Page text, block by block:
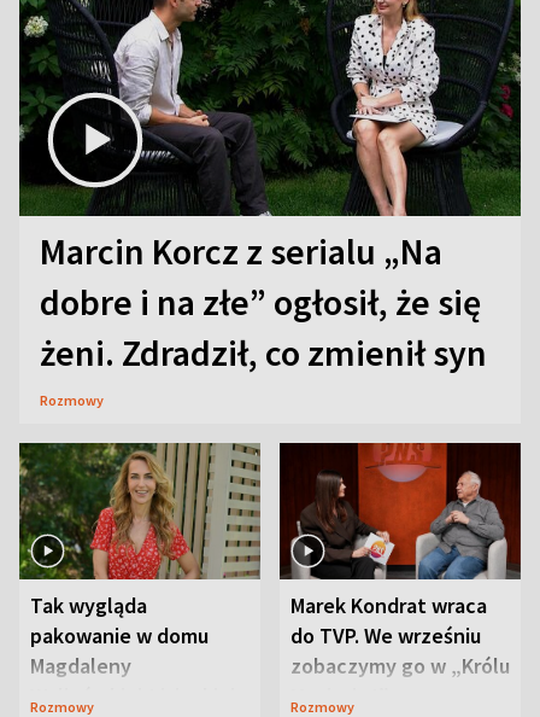
Marcin Korcz z serialu „Na
dobre i na złe” ogłosił, że się
żeni. Zdradził, co zmienił syn
Rozmowy
Tak wygląda
pakowanie w domu
Magdaleny
Waligórskiej-Lisieckiej.
Rozmowy
Marek Kondrat wraca
do TVP. We wrześniu
zobaczymy go w „Królu
Maciusiu I”
Rozmowy